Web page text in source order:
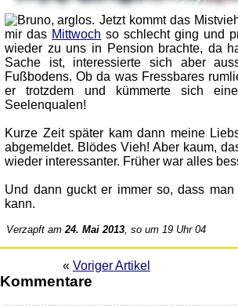
Jetzt kommt das
mir das Mittwoch so schlecht ging und
wieder zu uns in Pension brachte, da
Sache ist, interessierte sich aber
Fußbodens. Ob da was Fressbares
er trotzdem und kümmerte sich
Seelenqualen!
Kurze Zeit später kam dann meine
abgemeldet. Blödes Vieh! Aber kaum,
wieder interessanter. Früher war alles
Und dann guckt er immer so, dass
kann.
Verzapft am24. Mai 2013, so um 19 Uhr 04
« Voriger Artikel
Kommentare